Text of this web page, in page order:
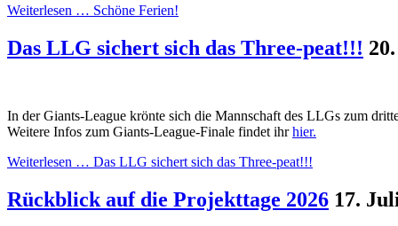
Weiterlesen … Schöne Ferien!
Das LLG sichert sich das Three-peat!!!
In der Giants-League krönte sich die Mannschaft des LLGs zum
Weitere Infos zum Giants-League-Finale findet ihrhier.
Weiterlesen … Das LLG sichert sich das Three-peat!!!
Rückblick auf die Projekttage 2026 17.